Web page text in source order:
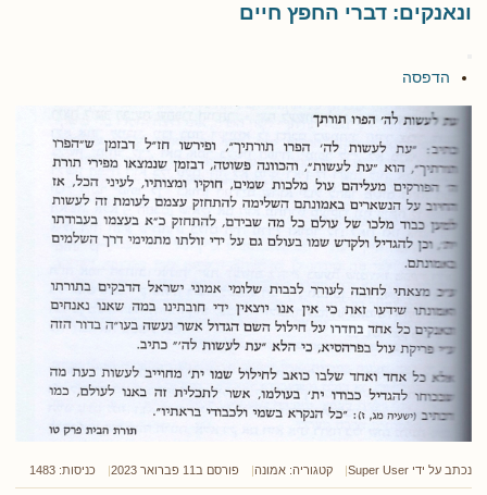
ונאנקים: דברי החפץ חיים
הדפסה
נכתב על ידי Super User קטגוריה: אמונה פורסם ב11 פברואר 2023 כניסות: 1483